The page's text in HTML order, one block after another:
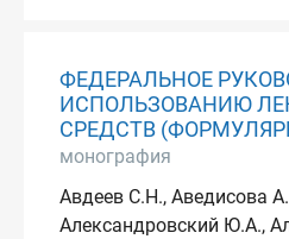
ФЕДЕРАЛЬНОЕ
ИСПОЛЬЗОВАНИЮ
СРЕДСТВ
монография
Авдеев С.Н., Аведисова
Александровский Ю.А.,